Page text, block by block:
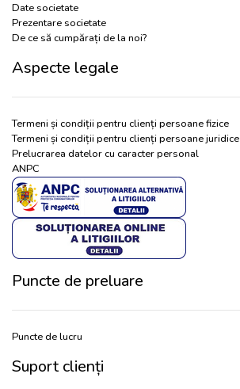
Date societate
Prezentare societate
De ce să cumpărați de la noi?
Aspecte legale
Termeni și condiții pentru clienți persoane fizice
Termeni și condiții pentru clienți persoane juridice
Prelucrarea datelor cu caracter personal
ANPC
Puncte de preluare
Puncte de lucru
Suport clienți